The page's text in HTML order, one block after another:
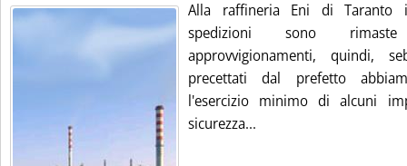
Alla raffineria Eni di
spedizioni sono
approvvigionamenti, quindi,
precettati dal prefetto
l'esercizio minimo di alcuni
sicurezza...